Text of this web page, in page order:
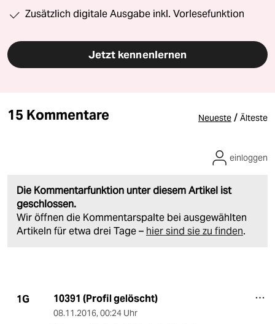
Zusätzlich digitale Ausgabe inkl. Vorlesefunktion
Jetzt kennenlernen
15 Kommentare Neueste / Älteste
Die Kommentarfunktion unter diesem Artikel ist
geschlossen.
Wir öffnen die Kommentarspalte bei ausgewählten
Artikeln für etwa drei Tage – hier sind sie zu finden.
einloggen
1G 10391 (Profil gelöscht)
08.11.2016, 00:24 Uhr